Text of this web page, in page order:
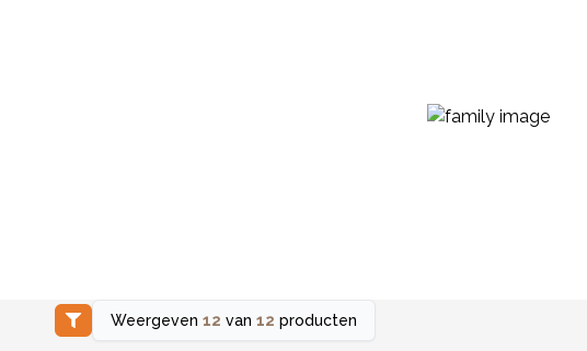
Weergeven 12 van 12 producten
Log in of registreer u voor
groothandelsprijzen.